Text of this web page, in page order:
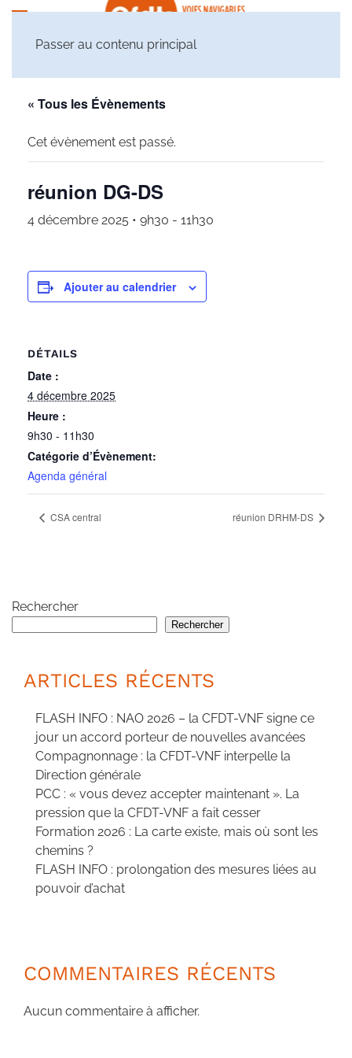
Passer au contenu principal
« Tous les Évènements
Cet évènement est passé.
réunion DG-DS
4 décembre 2025 • 9h30 - 11h30
Ajouter au calendrier
DÉTAILS
Date :
4 décembre 2025
Heure :
9h30 - 11h30
Catégorie d’Évènement:
Agenda général
CSA central réunion DRHM-DS
Rechercher
Rechercher
ARTICLES RÉCENTS
FLASH INFO : NAO 2026 – la CFDT-VNF signe ce
jour un accord porteur de nouvelles avancées
Compagnonnage : la CFDT-VNF interpelle la
Direction générale
PCC : « vous devez accepter maintenant ». La
pression que la CFDT-VNF a fait cesser
Formation 2026 : La carte existe, mais où sont les
chemins ?
FLASH INFO : prolongation des mesures liées au
pouvoir d’achat
COMMENTAIRES RÉCENTS
Aucun commentaire à afficher.